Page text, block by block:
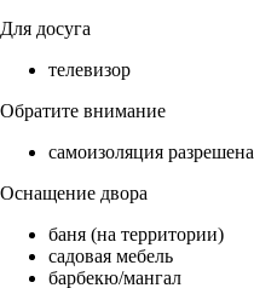
Для досуга
телевизор
Обратите внимание
самоизоляция разрешена
Оснащение двора
баня (на территории)
садовая мебель
барбекю/мангал